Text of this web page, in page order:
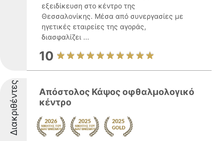
εξειδίκευση στο κέντρο της
Θεσσαλονίκης. Μέσα από συνεργασίες με
ηγετικές εταιρείες της αγοράς,
διασφαλίζει ...
10
Διακριθέντες
Απόστολος Κάψος οφθαλμολογικό
κέντρο